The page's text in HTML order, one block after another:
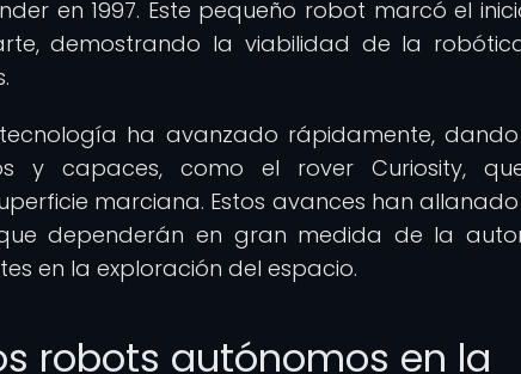
en 1997. Este pequeño robot marcó el
demostrando la viabilidad de la
ha avanzado rápidamente,
y capaces, como el rover Curiosity,
marciana. Estos avances han
dependerán en gran medida de la
en la exploración del espacio.
robots autónomos en la